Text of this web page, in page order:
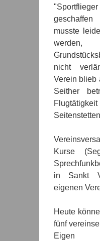
musste
nicht
Verein blieb
Seither
Kurse
in Sankt
eigenen
Heute
fünf
Eigen